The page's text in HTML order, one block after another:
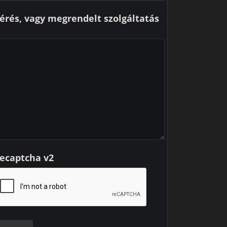
vagy megrendelt szolgáltatás
v2